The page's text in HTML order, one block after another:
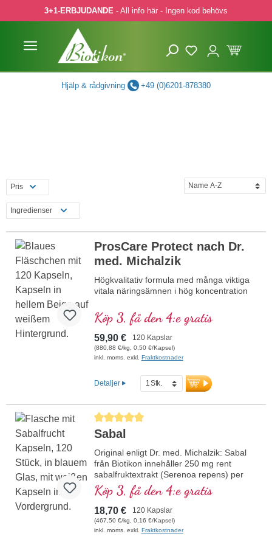
till huvudinnehåll
Hoppa till sökning
Hoppa till huvudnavigering
3+1-ERBJUDANDE - All info här - Ingen kod behövs
Hjälp & rådgivning +49 (0)6201-878380
Pris
Ingredienser
ProsCare Protect nach Dr.
med. Michalzik
Högkvalitativ formula med många viktiga
vitala näringsämnen i hög koncentration
Köp 3, få den 4:e gratis
59,90 € 120 Kapslar
(880,88 €/kg, 0,50 €/Kapsel)
inkl. moms. exkl. Fraktkostnader
Detaljer
Genomsnittligt betyg på 5 av 5 stjärnor
Sabal
Original enligt Dr. med. Michalzik: Sabal
från Biotikon innehåller 250 mg rent
sabalfruktextrakt (Serenoa repens) per
kapsel. Det högkoncentrerade extraktet
framställs genom en skonsam process för
att bevara fruktens naturliga egenskaper.
Fri från alla tillsatser och förpackad med
en aluminiumfri försegling lämpar sig
Köp 3, få den 4:e gratis
18,70 € 120 Kapslar
(467,50 €/kg, 0,16 €/Kapsel)
inkl. moms. exkl. Fraktkostnader